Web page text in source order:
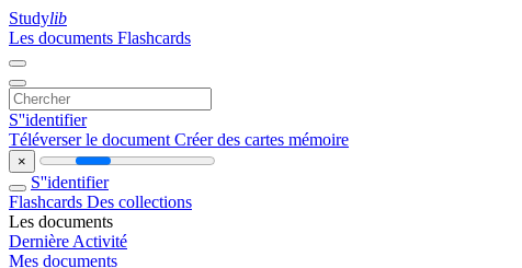
Studylib
Les documents Flashcards
S''identifier
Téléverser le document Créer des cartes mémoire
×
S''identifier
Flashcards Des collections
Les documents
Dernière Activité
Mes documents